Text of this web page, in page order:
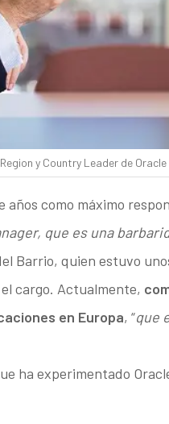
y Country Leader de Oracle
años como máximo
que es una
Barrio, quien estuvo
cargo. Actualmente,
en Europa, “que
ha experimentado